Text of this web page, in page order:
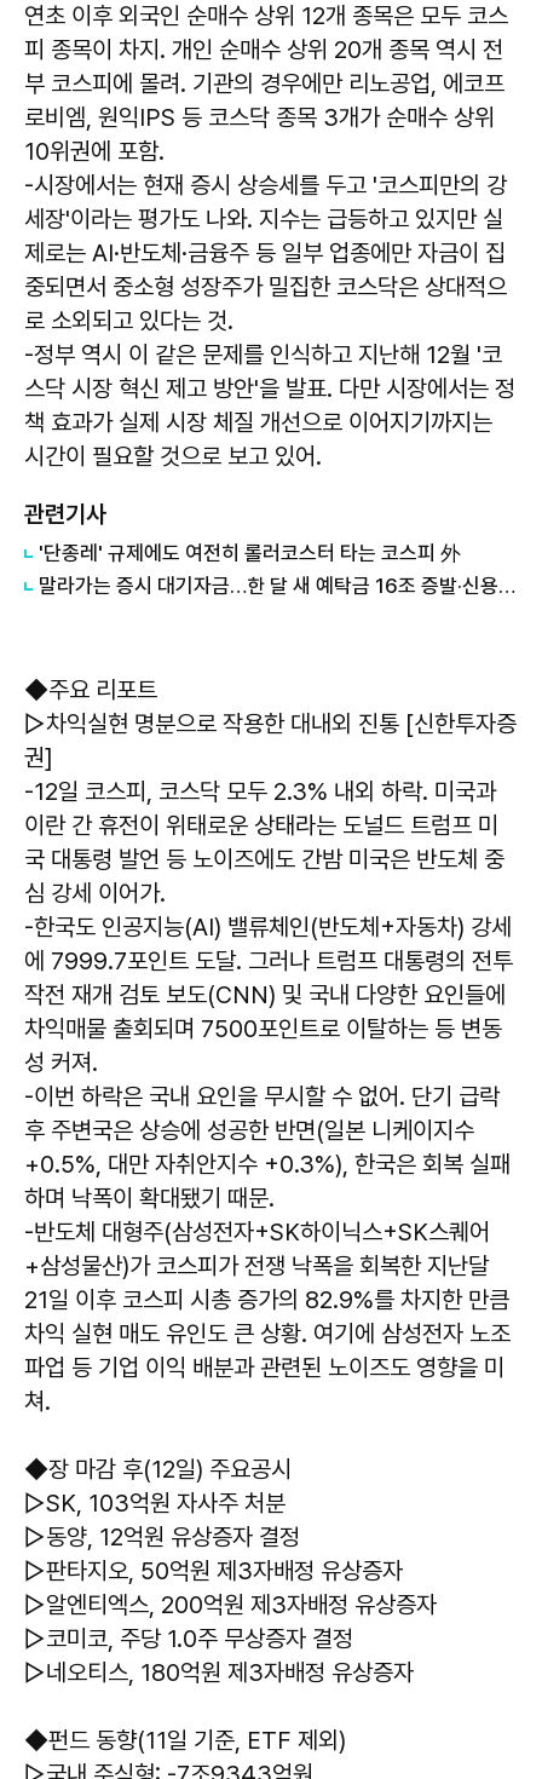
연초 이후 외국인 순매수 상위 12개 종목은 모두 코스
피 종목이 차지. 개인 순매수 상위 20개 종목 역시 전
부 코스피에 몰려. 기관의 경우에만 리노공업, 에코프
로비엠, 원익IPS 등 코스닥 종목 3개가 순매수 상위
10위권에 포함.
-시장에서는 현재 증시 상승세를 두고 '코스피만의 강
세장'이라는 평가도 나와. 지수는 급등하고 있지만 실
제로는 AI·반도체·금융주 등 일부 업종에만 자금이 집
중되면서 중소형 성장주가 밀집한 코스닥은 상대적으
로 소외되고 있다는 것.
-정부 역시 이 같은 문제를 인식하고 지난해 12월 '코
스닥 시장 혁신 제고 방안'을 발표. 다만 시장에서는 정
책 효과가 실제 시장 체질 개선으로 이어지기까지는
시간이 필요할 것으로 보고 있어.
관련기사
'단종레' 규제에도 여전히 롤러코스터 타는 코스피 外
말라가는 증시 대기자금…한 달 새 예탁금 16조 증발·신용융자 하루 3.2조 청산 外
◆주요 리포트
▷차익실현 명분으로 작용한 대내외 진통 [신한투자증
권]
-12일 코스피, 코스닥 모두 2.3% 내외 하락. 미국과
이란 간 휴전이 위태로운 상태라는 도널드 트럼프 미
국 대통령 발언 등 노이즈에도 간밤 미국은 반도체 중
심 강세 이어가.
-한국도 인공지능(AI) 밸류체인(반도체+자동차) 강세
에 7999.7포인트 도달. 그러나 트럼프 대통령의 전투
작전 재개 검토 보도(CNN) 및 국내 다양한 요인들에
차익매물 출회되며 7500포인트로 이탈하는 등 변동
성 커져.
-이번 하락은 국내 요인을 무시할 수 없어. 단기 급락
후 주변국은 상승에 성공한 반면(일본 니케이지수
+0.5%, 대만 자취안지수 +0.3%), 한국은 회복 실패
하며 낙폭이 확대됐기 때문.
-반도체 대형주(삼성전자+SK하이닉스+SK스퀘어
+삼성물산)가 코스피가 전쟁 낙폭을 회복한 지난달
21일 이후 코스피 시총 증가의 82.9%를 차지한 만큼
차익 실현 매도 유인도 큰 상황. 여기에 삼성전자 노조
파업 등 기업 이익 배분과 관련된 노이즈도 영향을 미
쳐.
◆장 마감 후(12일) 주요공시
▷SK, 103억원 자사주 처분
▷동양, 12억원 유상증자 결정
▷판타지오, 50억원 제3자배정 유상증자
▷알엔티엑스, 200억원 제3자배정 유상증자
▷코미코, 주당 1.0주 무상증자 결정
▷네오티스, 180억원 제3자배정 유상증자
◆펀드 동향(11일 기준, ETF 제외)